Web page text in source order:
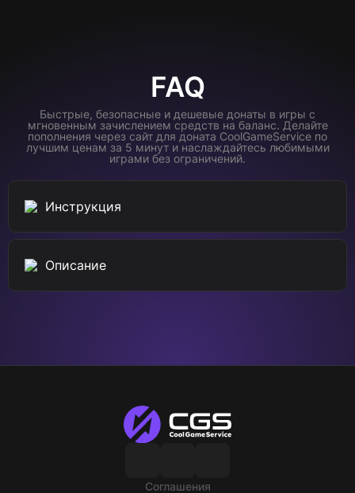
FAQ
Быстрые, безопасные и дешевые донаты в игры с
мгновенным зачислением средств на баланс. Делайте
пополнения через сайт для доната CoolGameService по
лучшим ценам за 5 минут и наслаждайтесь любимыми
играми без ограничений.
Инструкция
Описание
Соглашения